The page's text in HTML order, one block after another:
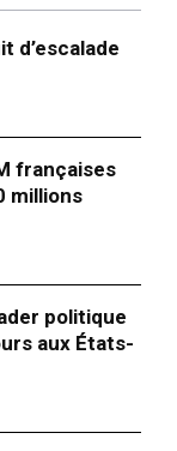
d’escalade
françaises
millions
politique
aux États-